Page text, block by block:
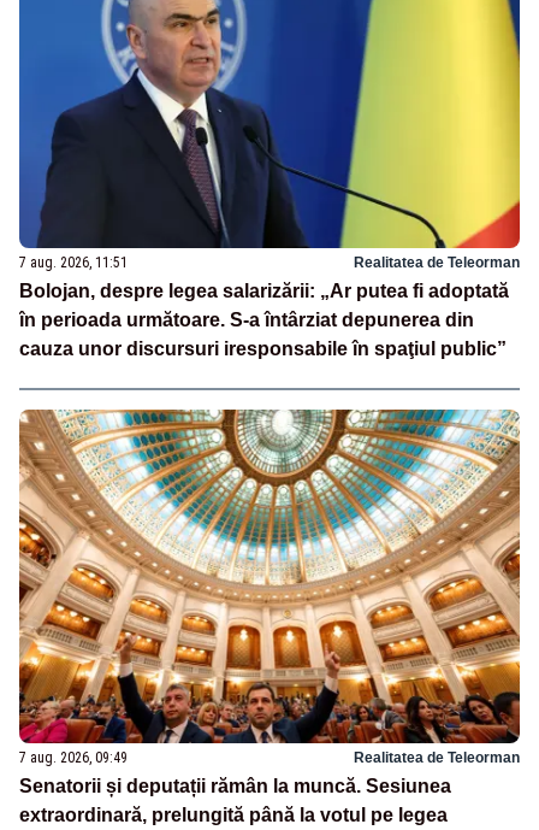
7 aug. 2026, 11:51 Realitatea de Teleorman
Bolojan, despre legea salarizării: „Ar putea fi adoptată
în perioada următoare. S-a întârziat depunerea din
cauza unor discursuri iresponsabile în spaţiul public”
7 aug. 2026, 09:49 Realitatea de Teleorman
Senatorii și deputații rămân la muncă. Sesiunea
extraordinară, prelungită până la votul pe legea